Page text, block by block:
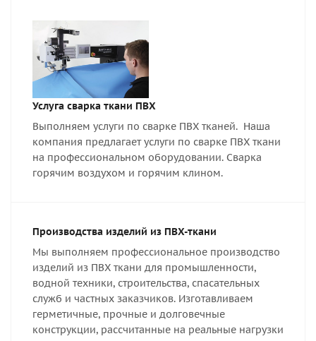
Услуга сварка ткани ПВХ
Выполняем услуги по сварке ПВХ тканей. Наша
компания предлагает услуги по сварке ПВХ ткани
на профессиональном оборудовании. Сварка
горячим воздухом и горячим клином.
Производства изделий из ПВХ-ткани
Мы выполняем профессиональное производство
изделий из ПВХ ткани для промышленности,
водной техники, строительства, спасательных
служб и частных заказчиков. Изготавливаем
герметичные, прочные и долговечные
конструкции, рассчитанные на реальные нагрузки